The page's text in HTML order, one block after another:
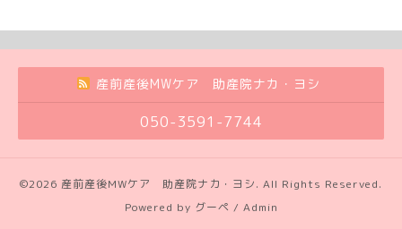
産前産後MWケア 助産院ナカ・ヨシ
050-3591-7744
©2026 産前産後MWケア 助産院ナカ・ヨシ. All Rights Reserved.
Powered by グーペ / Admin